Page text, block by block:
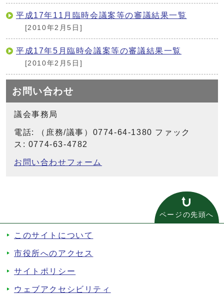
平成17年11月臨時会議案等の審議結果一覧
[2010年2月5日]
平成17年5月臨時会議案等の審議結果一覧
[2010年2月5日]
お問い合わせ
議会事務局
電話: （庶務/議事）0774-64-1380 ファック
ス: 0774-63-4782
お問い合わせフォーム
ページの先頭へ
このサイトについて
市役所へのアクセス
サイトポリシー
ウェブアクセシビリティ